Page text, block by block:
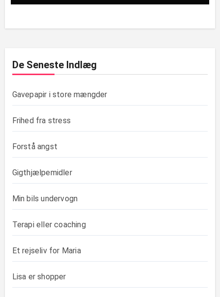
De Seneste Indlæg
Gavepapir i store mængder
Frihed fra stress
Forstå angst
Gigthjælpemidler
Min bils undervogn
Terapi eller coaching
Et rejseliv for Maria
Lisa er shopper